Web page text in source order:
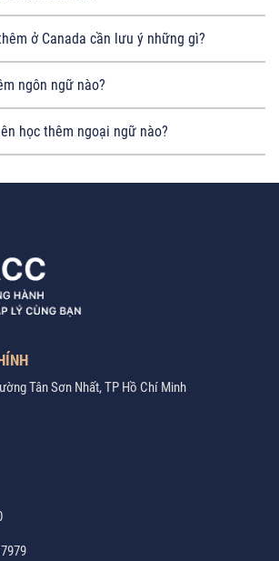
ở Canada cần lưu ý những gì?
ngôn ngữ nào?
học thêm ngoại ngữ nào?
Tân Sơn Nhất, TP Hồ Chí Minh